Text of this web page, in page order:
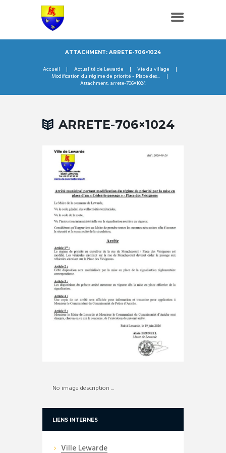
ATTACHMENT: ARRETE-706×1024
Accueil Actualité de Lewarde
Vie du village
Modification du régime de priorité - Place des...
Attachment: arrete-706×1024
ARRETE-706×1024
No image description ...
LIENS INTERNES
Ville Lewarde